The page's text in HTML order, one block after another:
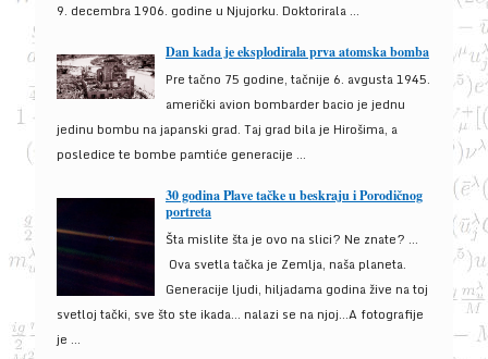
9. decembra 1906. godine u Njujorku. Doktorirala ...
Dan kada je eksplodirala prva atomska bomba
Pre tačno 75 godine, tačnije 6. avgusta 1945.
američki avion bombarder bacio je jednu
jedinu bombu na japanski grad. Taj grad bila je Hirošima, a
posledice te bombe pamtiće generacije ...
30 godina Plave tačke u beskraju i Porodičnog
portreta
Šta mislite šta je ovo na slici? Ne znate? …
Ova svetla tačka je Zemlja, naša planeta.
Generacije ljudi, hiljadama godina žive na toj
svetloj tački, sve što ste ikada… nalazi se na njoj…A fotografije
je ...